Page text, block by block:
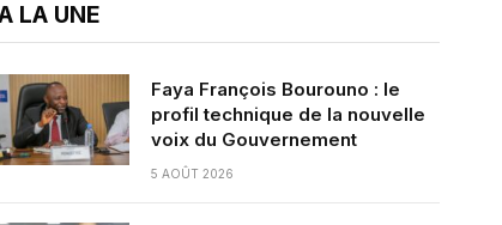
LA UNE
Faya François Bourouno : le
profil technique de la nouvelle
voix du Gouvernement
5 AOÛT 2026